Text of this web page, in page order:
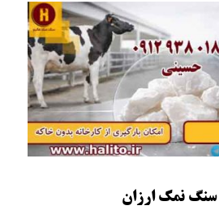
سنگ نمک ارزان